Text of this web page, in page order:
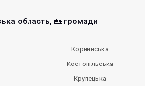
область, 🏡 громади
Корнинська
Костопільська
Крупецька